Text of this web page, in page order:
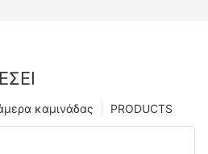
PRODUCTS
καμινάδας